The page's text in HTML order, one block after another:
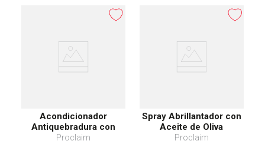
Acondicionador
Antiquebradura con
Aceite de Coco
Proclaim
Spray Abrillantador con
Aceite de Oliva
Proclaim